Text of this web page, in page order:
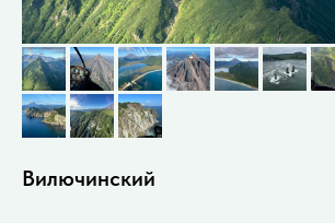
Вилючинский